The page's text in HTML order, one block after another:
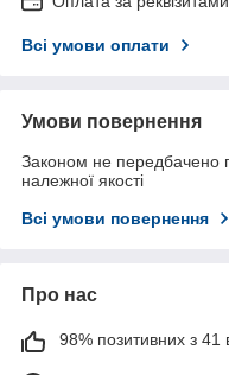
Всі умови оплати
Умови повернення
Законом не передбачено
належної якості
Всі умови повернення
Про нас
98% позитивних з 41